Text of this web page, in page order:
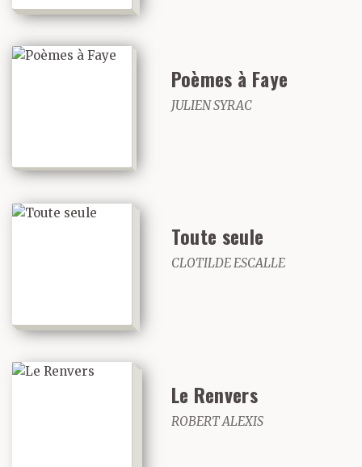
Poèmes à Faye
JULIEN SYRAC
Toute seule
CLOTILDE ESCALLE
Le Renvers
ROBERT ALEXIS